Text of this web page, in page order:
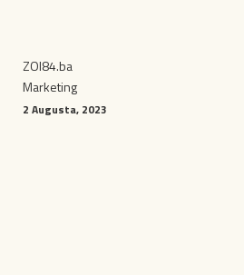
ZOI84.ba
Marketing
2 Augusta, 2023